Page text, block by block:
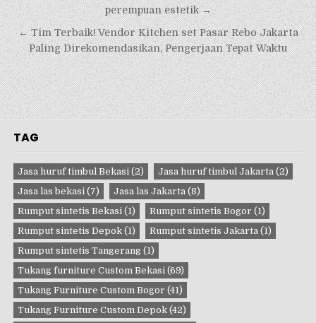
pos
perempuan estetik →
← Tim Terbaik! Vendor Kitchen set Pasar Rebo Jakarta
Paling Direkomendasikan, Pengerjaan Tepat Waktu
TAG
Jasa huruf timbul Bekasi (2) Jasa huruf timbul Jakarta (2)
Jasa las bekasi (7) Jasa las Jakarta (8)
Rumput sintetis Bekasi (1) Rumput sintetis Bogor (1)
Rumput sintetis Depok (1) Rumput sintetis Jakarta (1)
Rumput sintetis Tangerang (1)
Tukang furniture Custom Bekasi (69)
Tukang Furniture Custom Bogor (41)
Tukang Furniture Custom Depok (42)